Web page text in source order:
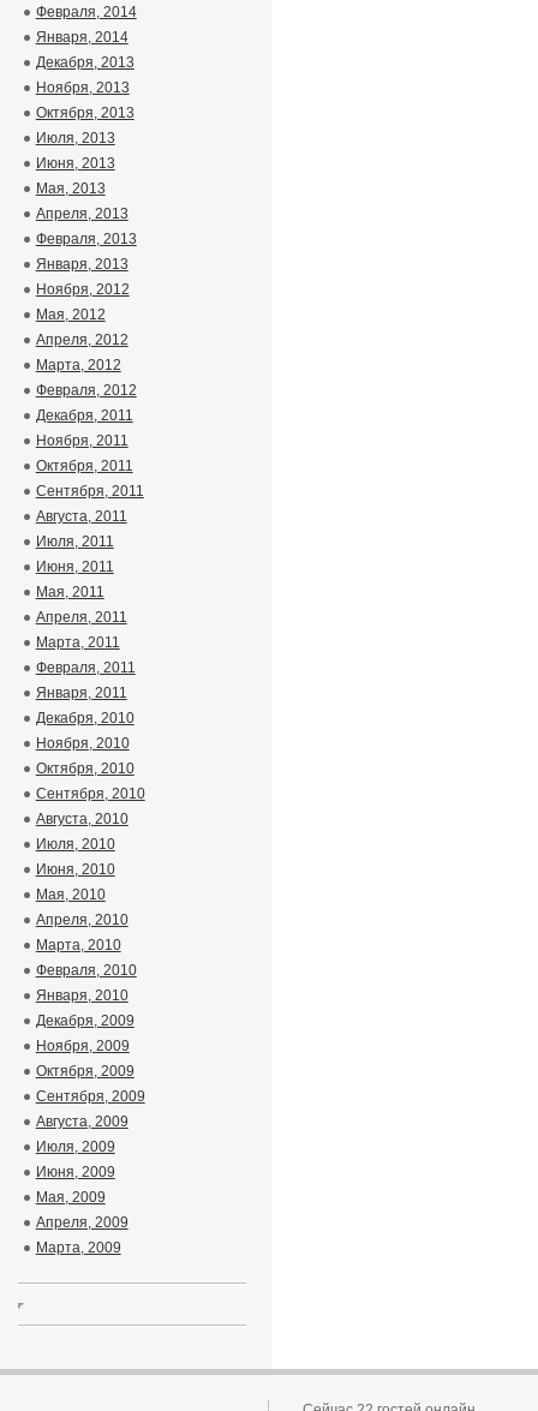
Февраля, 2014
Января, 2014
Декабря, 2013
Ноября, 2013
Октября, 2013
Июля, 2013
Июня, 2013
Мая, 2013
Апреля, 2013
Февраля, 2013
Января, 2013
Ноября, 2012
Мая, 2012
Апреля, 2012
Марта, 2012
Февраля, 2012
Декабря, 2011
Ноября, 2011
Октября, 2011
Сентября, 2011
Августа, 2011
Июля, 2011
Июня, 2011
Мая, 2011
Апреля, 2011
Марта, 2011
Февраля, 2011
Января, 2011
Декабря, 2010
Ноября, 2010
Октября, 2010
Сентября, 2010
Августа, 2010
Июля, 2010
Июня, 2010
Мая, 2010
Апреля, 2010
Марта, 2010
Февраля, 2010
Января, 2010
Декабря, 2009
Ноября, 2009
Октября, 2009
Сентября, 2009
Августа, 2009
Июля, 2009
Июня, 2009
Мая, 2009
Апреля, 2009
Марта, 2009